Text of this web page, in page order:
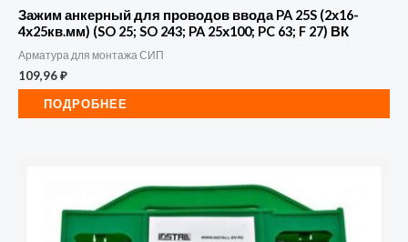
Зажим анкерный для проводов ввода PA 25S (2х16-
4х25кв.мм) (SO 25; SO 243; PA 25х100; PC 63; F 27) ВК
Арматура для монтажа СИП
109,96₽
ПОДРОБНЕЕ